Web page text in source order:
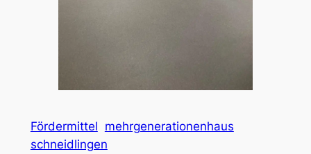
Fördermittel mehrgenerationenhaus
schneidlingen